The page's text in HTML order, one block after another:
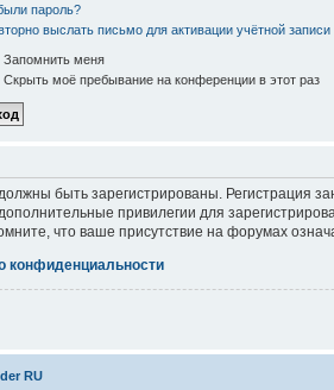
пароль?
выслать письмо для активации учётной записи
Запомнить меня
Скрыть моё пребывание на конференции в этот раз
быть зарегистрированы. Регистрация
привилегии для
что ваше присутствие на форумах
конфиденциальности
RU